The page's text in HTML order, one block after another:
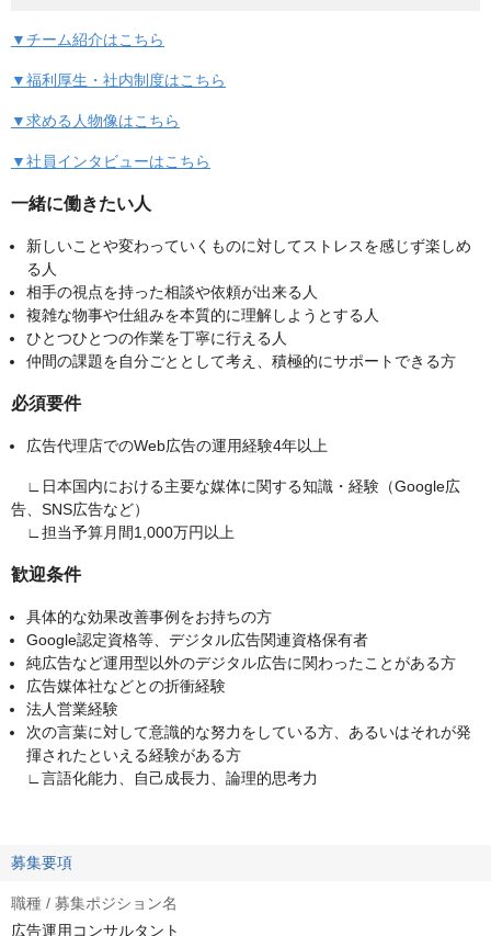
▼チーム紹介はこちら
▼福利厚生・社内制度はこちら
▼求める人物像はこちら
▼社員インタビューはこちら
一緒に働きたい人
新しいことや変わっていくものに対してストレスを感じず楽しめ
る人
相手の視点を持った相談や依頼が出来る人
複雑な物事や仕組みを本質的に理解しようとする人
ひとつひとつの作業を丁寧に行える人
仲間の課題を自分ごととして考え、積極的にサポートできる方
必須要件
広告代理店でのWeb広告の運用経験4年以上
∟日本国内における主要な媒体に関する知識・経験（Google広
告、SNS広告など）
∟担当予算月間1,000万円以上
歓迎条件
具体的な効果改善事例をお持ちの方
Google認定資格等、デジタル広告関連資格保有者
純広告など運用型以外のデジタル広告に関わったことがある方
広告媒体社などとの折衝経験
法人営業経験
次の言葉に対して意識的な努力をしている方、あるいはそれが発
揮されたといえる経験がある方
∟言語化能力、自己成長力、論理的思考力
募集要項
職種 / 募集ポジション名
広告運用コンサルタント